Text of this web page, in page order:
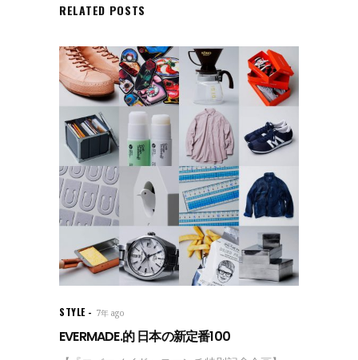
RELATED POSTS
STYLE 7年 ago
EVERMADE.的 日本の新定番100